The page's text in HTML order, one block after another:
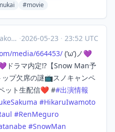
#movie
·2026-05-23 · 23:52 UTC
media/664453/ (‘ω’)ノ💜
ドラマ内定⁉️【Snow Man予
プ欠席の謎📺スノキャンペ
ット生配信❤️ ##出演情報
#HikaruIwamoto
#RenMeguro
#SnowMan